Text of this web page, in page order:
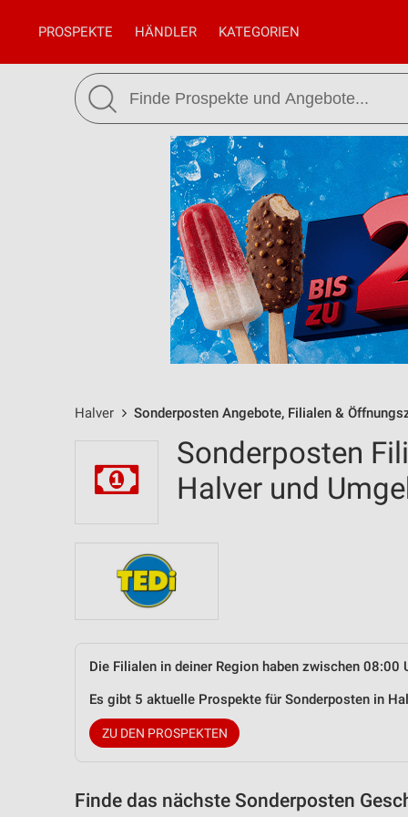
PROSPEKTE HÄNDLER KATEGORIEN
Halver Sonderposten Angebote, Filialen &
Sonderposten
Halver und
Die Filialen in deiner Region haben zwischen 08:00
Es gibt 5 aktuelle Prospekte für Sonderposten in
ZU DEN PROSPEKTEN
Finde das nächste Sonderposten